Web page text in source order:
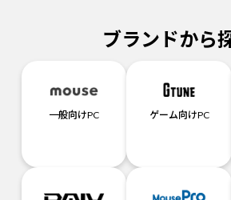
ブランドから
一般向けPC ゲーム向けPC